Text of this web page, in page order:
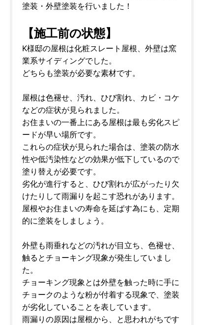
塗装・外壁塗装を行いました！
【施工前の状態】
K様邸の屋根は化粧スレート屋根、外壁は窯
業系サイディングでした。
どちらも塗装が必要な素材です。
屋根は色褪せ、汚れ、ひび割れ、カビ・コケ
などの症状が見られました。
お住まいの一番上にある屋根は最も劣化スピ
ードが早い場所です。
これらの症状が見られた場合は、塗装の防水
性や低汚染性などの効果が低下しているので
塗り替えが必要です。
劣化が進行すると、ひび割れが広がったり欠
けたりして雨漏りを起こす恐れがあります。
屋根やお住まいの寿命を延ばす為にも、定期
的に塗装をしましょう。
外壁も雨垂れなどの汚れが目立ち、色褪せ、
触るとチョーキング現象が発生していまし
た。
チョーキング現象とは外壁を触った時に手に
チョークのような粉が付着する現象で、塗装
が劣化していることを表しています。
雨漏りの原因は屋根から、と思われがちです